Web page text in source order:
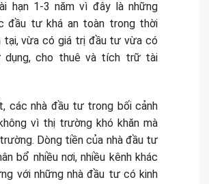
hạn 1-3 năm vì đây là những
đầu tư khá an toàn trong thời
tại, vừa có giá trị đầu tư vừa có
dụng, cho thuê và tích trữ tài
các nhà đầu tư trong bối cảnh
vì thị trường khó khăn mà
Dòng tiền của nhà đầu tư
bổ nhiều nơi, nhiều kênh khác
với những nhà đầu tư có kinh